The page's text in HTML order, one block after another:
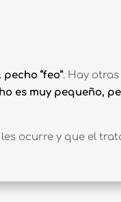
pecho “feo”. Hay
es muy pequeño,
ocurre y que el